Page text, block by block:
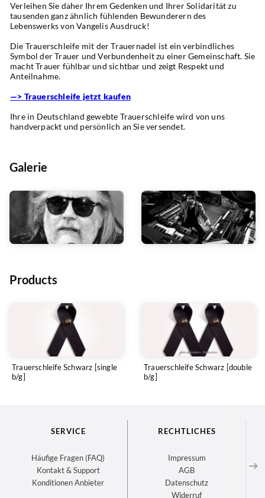
Verleihen Sie daher Ihrem Gedenken und Ihrer Solidarität zu
tausenden ganz ähnlich fühlenden Bewunderern des
Lebenswerks von Vangelis Ausdruck!
Die Trauerschleife mit der Trauernadel ist ein verbindliches
Symbol der Trauer und Verbundenheit zu einer Gemeinschaft. Sie
macht Trauer fühlbar und sichtbar und zeigt Respekt und
Anteilnahme.
—> Trauerschleife jetzt kaufen
Ihre in Deutschland gewebte Trauerschleife wird von uns
handverpackt und persönlich an Sie versendet.
Galerie
Products
Trauerschleife Schwarz [single
b/g]
Trauerschleife Schwarz [double
b/g]
SERVICE
Häufige Fragen (FAQ)
Kontakt & Support
Konditionen Anbieter
RECHTLICHES
Impressum
AGB
Datenschutz
Widerruf